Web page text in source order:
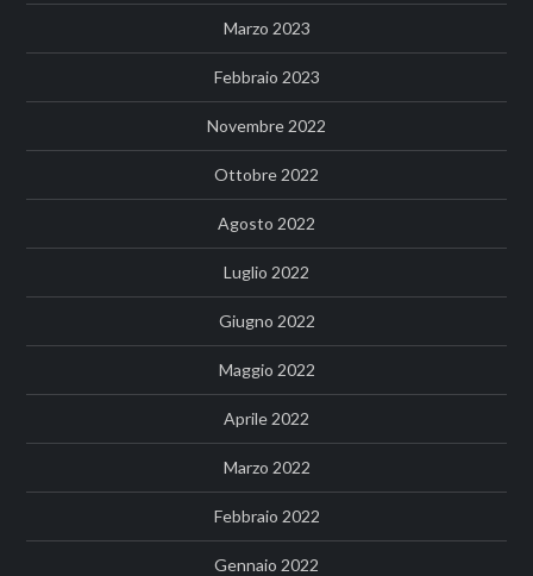
Marzo 2023
Febbraio 2023
Novembre 2022
Ottobre 2022
Agosto 2022
Luglio 2022
Giugno 2022
Maggio 2022
Aprile 2022
Marzo 2022
Febbraio 2022
Gennaio 2022